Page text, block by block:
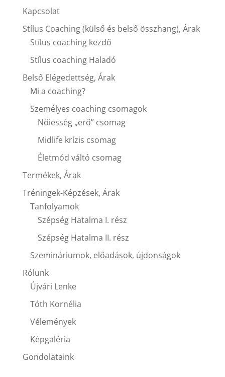
Kapcsolat
Stílus Coaching (külső és belső összhang), Árak
Stílus coaching kezdő
Stílus coaching Haladó
Belső Elégedettség, Árak
Mi a coaching?
Személyes coaching csomagok
Nőiesség „erő” csomag
Midlife krízis csomag
Életmód váltó csomag
Termékek, Árak
Tréningek-Képzések, Árak
Tanfolyamok
Szépség Hatalma I. rész
Szépség Hatalma II. rész
Szemináriumok, előadások, újdonságok
Rólunk
Újvári Lenke
Tóth Kornélia
Vélemények
Képgaléria
Gondolataink